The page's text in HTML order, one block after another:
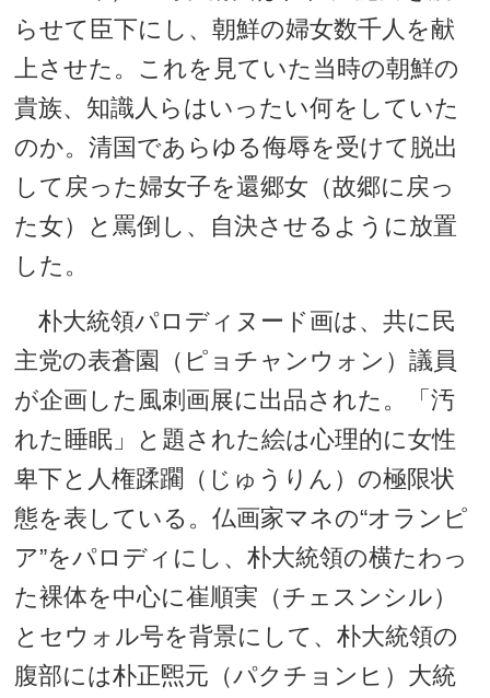
らせて臣下にし、朝鮮の婦女数千人を献
上させた。これを見ていた当時の朝鮮の
貴族、知識人らはいったい何をしていた
のか。清国であらゆる侮辱を受けて脱出
して戻った婦女子を還郷女（故郷に戻っ
た女）と罵倒し、自決させるように放置
した。
朴大統領パロディヌード画は、共に民
主党の表蒼園（ピョチャンウォン）議員
が企画した風刺画展に出品された。「汚
れた睡眠」と題された絵は心理的に女性
卑下と人権蹂躙（じゅうりん）の極限状
態を表している。仏画家マネの“オランピ
ア”をパロディにし、朴大統領の横たわっ
た裸体を中心に崔順実（チェスンシル）
とセウォル号を背景にして、朴大統領の
腹部には朴正煕元（パクチョンヒ）大統